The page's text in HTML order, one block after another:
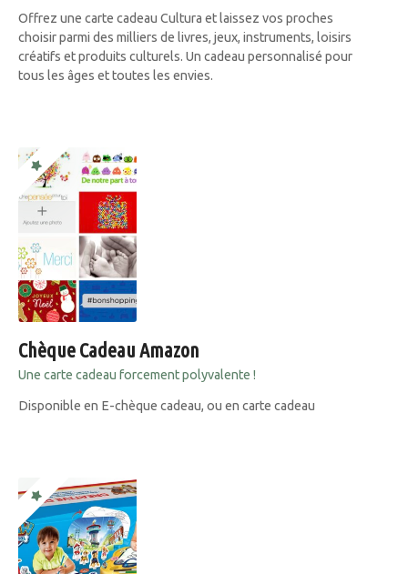
Offrez une carte cadeau Cultura et laissez vos proches
choisir parmi des milliers de livres, jeux, instruments, loisirs
créatifs et produits culturels. Un cadeau personnalisé pour
tous les âges et toutes les envies.
Chèque Cadeau Amazon
Une carte cadeau forcement polyvalente !
Disponible en E-chèque cadeau, ou en carte cadeau